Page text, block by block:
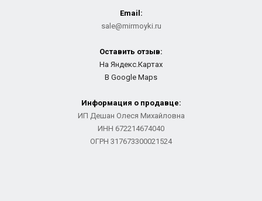
Email:
sale@mirmoyki.ru
Оставить отзыв:
На Яндекс.Картах
В Google Maps
Информация о продавце:
ИП Дешан Олеся Михайловна
ИНН 672214674040
ОГРН 317673300021524